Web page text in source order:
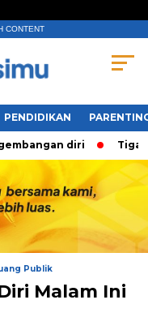
CONTENT
PENDIDIKAN
diri Tiga
Publik
Malam Ini